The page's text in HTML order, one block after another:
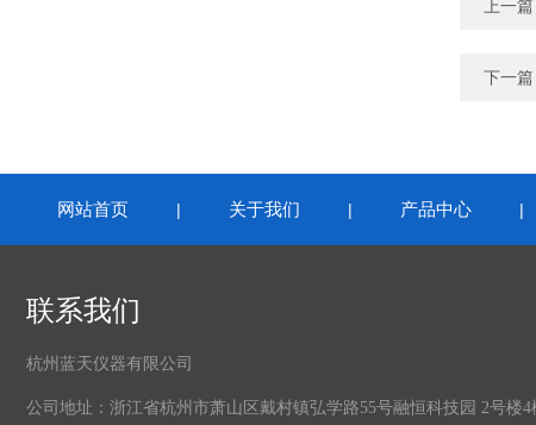
上一篇
下一篇
网站首页 | 关于我们 | 产品中心 |
联系我们
杭州蓝天仪器有限公司
公司地址：浙江省杭州市萧山区戴村镇弘学路55号融恒科技园 2号楼